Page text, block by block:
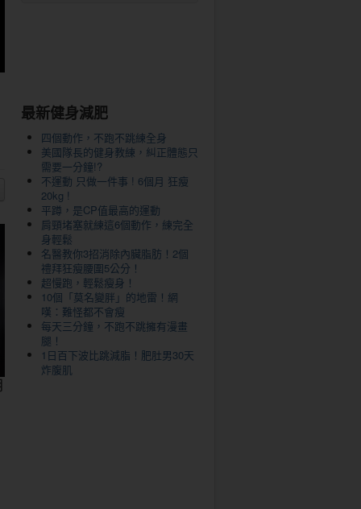
最新健身減肥
四個動作，不跑不跳練全身
美國隊長的健身教練，糾正體態只
需要一分鐘!?
不運動 只做一件事 ! 6個月 狂瘦
20kg !
平蹲，是CP值最高的運動
肩頸堵塞就練這6個動作，練完全
身輕鬆
名醫教你3招消除內臟脂肪！2個
禮拜狂瘦腰圍5公分！
超慢跑，輕鬆瘦身！
10個「莫名變胖」的地雷！網
嘆：難怪都不會瘦
每天三分鐘，不跑不跳擁有漫畫
腿！
1日百下波比跳減脂！肥肚男30天
炸腹肌